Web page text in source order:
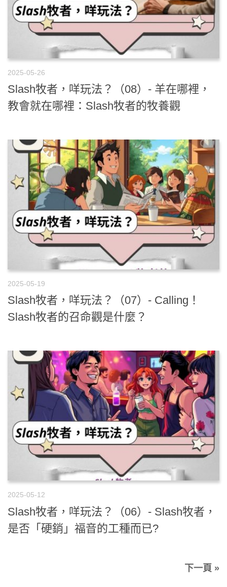
2025-05-26
Slash牧者，咩玩法？（08）- 羊在哪裡，
教會就在哪裡：Slash牧者的牧養觀
2025-05-19
Slash牧者，咩玩法？（07）- Calling！
Slash牧者的召命觀是什麼？
2025-05-12
Slash牧者，咩玩法？（06）- Slash牧者，
是否「硬銷」福音的工種而已?
下一頁 »